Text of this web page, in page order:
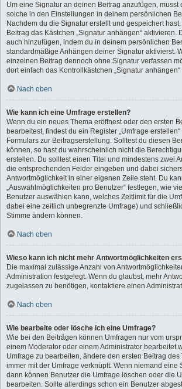
Um eine Signatur an deinen Beitrag anzufügen, musst
solche in den Einstellungen in deinem persönlichen
Nachdem du die Signatur erstellt und gespeichert
Beitrag das Kästchen „Signatur anhängen“ aktivieren.
auch hinzufügen, indem du in deinem persönlichen
standardmäßige Anhängen deiner Signatur aktivierst.
einzelnen Beitrag dennoch ohne Signatur verfassen
dort einfach das Kontrollkästchen „Signatur
Nach oben
Wie kann ich eine Umfrage erstellen?
Wenn du ein neues Thema eröffnest oder den ersten
bearbeitest, findest du ein Register „Umfrage
Formulars zur Beitragserstellung. Solltest du diesen
können, so hast du wahrscheinlich nicht die
erstellen. Du solltest einen Titel und mindestens zwei
die entsprechenden Felder eingeben und dabei
Antwortmöglichkeit in einer eigenen Zeile steht. Du
„Auswahlmöglichkeiten pro Benutzer“ festlegen, wie
Benutzer auswählen kann, welches Zeitlimit für die
dabei eine zeitlich unbegrenzte Umfrage) und
Stimme ändern können.
Nach oben
Wieso kann ich nicht mehr Antwortmöglichkeiten
Die maximal zulässige Anzahl von
Administration festgelegt. Wenn du glaubst, mehr
zugelassen zu benötigen, kontaktiere einen
Nach oben
Wie bearbeite oder lösche ich eine Umfrage?
Wie bei den Beiträgen können Umfragen nur vom
einem Moderator oder einem Administrator bearbeitet
Umfrage zu bearbeiten, ändere den ersten Beitrag des
immer mit der Umfrage verknüpft. Wenn niemand eine
dann können Benutzer die Umfrage löschen oder die
bearbeiten. Sollte allerdings schon ein Benutzer